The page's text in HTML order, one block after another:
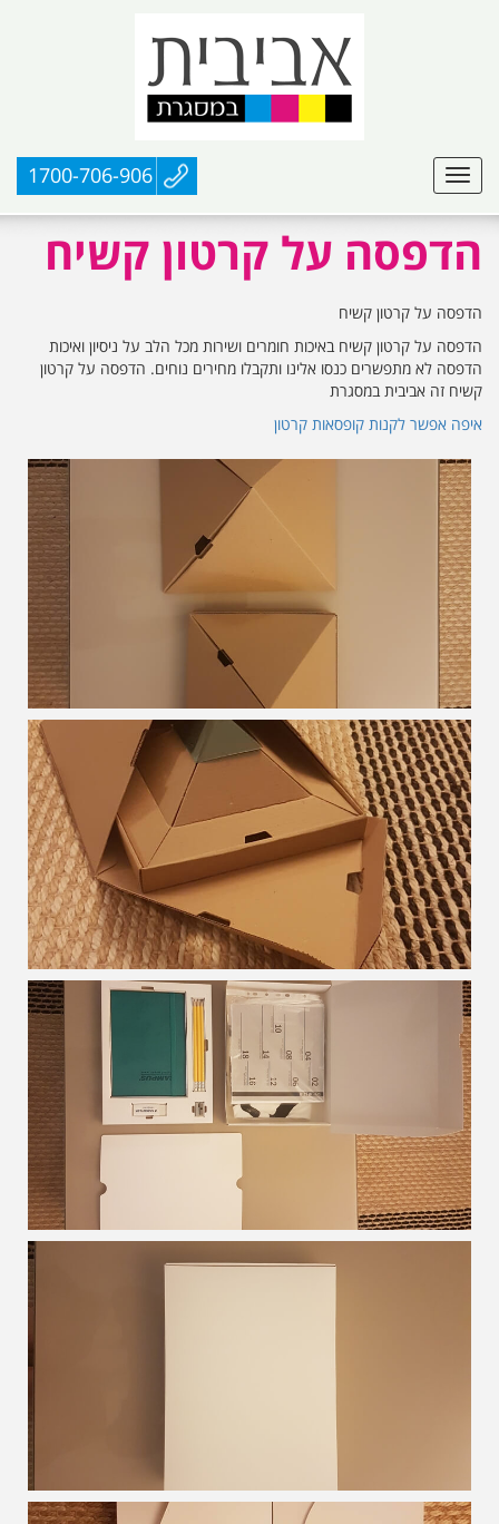
1700-706-906
הדפסה על קרטון קשיח
הדפסה על קרטון קשיח
הדפסה על קרטון קשיח באיכות חומרים ושירות מכל הלב על ניסיון ואיכות
הדפסה לא מתפשרים כנסו אלינו ותקבלו מחירים נוחים. הדפסה על קרטון
קשיח זה אביבית במסגרת
איפה אפשר לקנות קופסאות קרטון